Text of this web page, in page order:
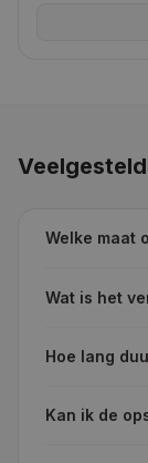
Welke maat
Wat is het
Hoe lang
Kan ik de